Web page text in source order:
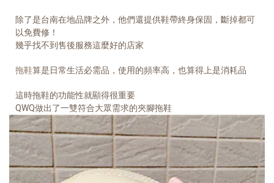
除了是台南在地品牌之外，他們還提供鞋帶終身保固，斷掉都可
以免費修！
幾乎找不到售後服務這麼好的店家
拖鞋算是日常生活必需品，使用的頻率高，也算得上是消耗品
這時拖鞋的功能性就顯得很重要
QWQ做出了一雙符合大眾需求的夾腳拖鞋